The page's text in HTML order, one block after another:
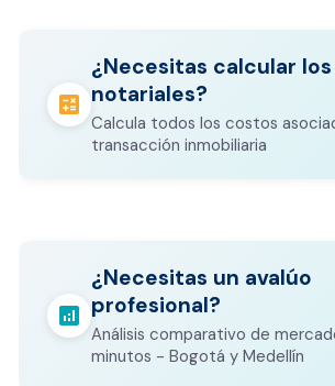
calculate
¿Necesitas calcular
notariales?
Calcula todos los costos
transacción inmobiliaria
Los gastos notariales
otros costos legales que
valor del inmueble.
CALCULADORA DE GASTOS
analytics
¿Necesitas un avalúo
profesional?
Análisis comparativo de
minutos - Bogotá y Medellín